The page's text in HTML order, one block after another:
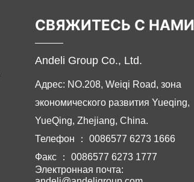
СВЯЖИТЕСЬ С НАМИ
Andeli Group Co., Ltd.
Адрес: NO.208, Weiqi Road, зона
экономического развития Yueqing,
YueQing, Zhejiang, China.
Телефон ： 0086577 6273 1666
Факс ： 0086577 6273 1777
Электронная почта: